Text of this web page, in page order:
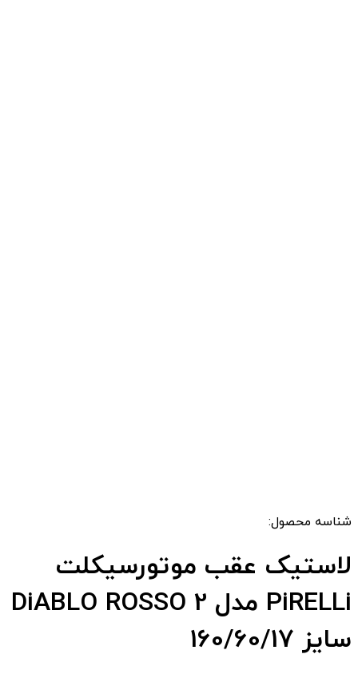
شناسه محصول:
لاستیک عقب موتورسیکلت
PiRELLi مدل DiABLO ROSSO 2
سایز 160/60/17